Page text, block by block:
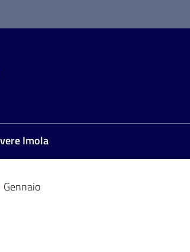
Imola
Gennaio